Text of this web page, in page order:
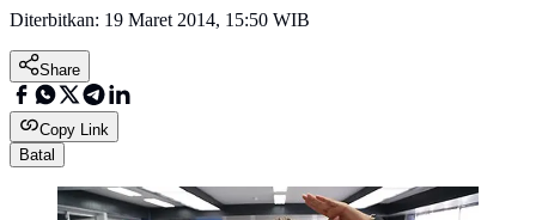
Diterbitkan: 19 Maret 2014, 15:50 WIB
Share
Copy Link
Batal